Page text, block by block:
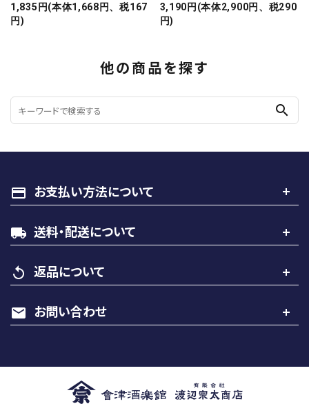
1,835円(本体1,668円、税167
円)
3,190円(本体2,900円、税290
円)
他の商品を探す
search
payment お支払い方法について
local_shipping 送料・配送について
replay 返品について
mail お問い合わせ